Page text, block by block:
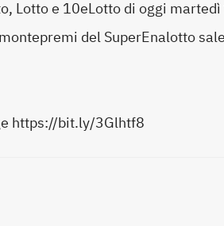
Lotto e 10eLotto di oggi
del SuperEnalotto
https://bit.ly/3Glhtf8